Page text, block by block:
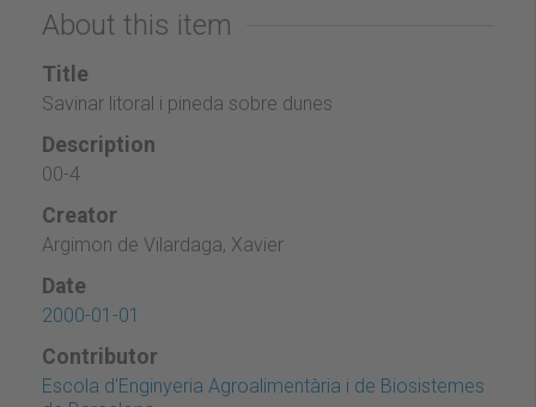
About this item
Title
Savinar litoral i pineda sobre dunes
Description
00-4
Creator
Argimon de Vilardaga, Xavier
Date
2000-01-01
Contributor
Escola d'Enginyeria Agroalimentària i de Biosistemes